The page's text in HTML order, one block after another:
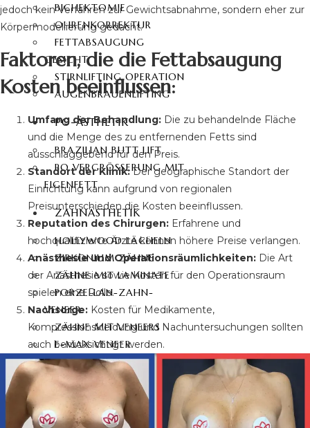
BICHEKTOMIE
OHRENKORREKTUR
FETTABSAUGUNG
GESICHT
STIRNLIFTING OPERATION
AUGENBRAUENLIFTING
PO-ÄSTHETIK
BRAZILIAN BUTT LIFT
PO VERGRÖSSERUNG MIT E
IGENFETT
ZAHNÄSTHETIK
HOLLYWOOD LÄCHELN
ZIRKONIUM ZÄHNE
ZÄHNE MIT LAMINATE
PORZELLAN-ZAHN-
VENEER
ZÄHNE MIT VENEERS
E-MAX VENEER
ZAHNIMPLANTATE
ZAHNBLEACHING
HAARTRANSPLANTATION
jedoch kein Verfahren zur Gewichtsabnahme, sondern eher zur
Körpermodellierung gedacht.
Faktoren, die die Fettabsaugung
Kosten beeinflussen:
Umfang der Behandlung: Die zu behandelnde Fläche
und die Menge des zu entfernenden Fetts sind
ausschlaggebend für den Preis.
Standort der Klinik:Der geographische Standort der
Einrichtung kann aufgrund von regionalen
Preisunterschieden die Kosten beeinflussen.
Reputation des Chirurgen: Erfahrene und
hochqualifizierte Ärzte können höhere Preise verlangen.
Anästhesie und Operationsräumlichkeiten: Die Art
der Anästhesie sowie Kosten für den Operationsraum
spielen eine Rolle.
Nachsorge: Kosten für Medikamente,
Kompressionskleidung und Nachuntersuchungen sollten
auch berücksichtigt werden.